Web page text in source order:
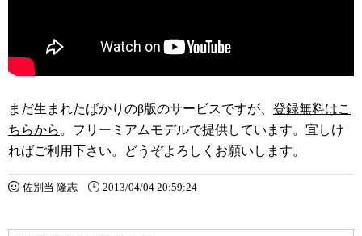
まだ生まれたばかりのβ版のサービスですが、 登録無料はこ
ちらから 。フリーミアムモデルで提供しています。宜しけ
ればご利用下さい。どうぞよろしくお願いします。
佐別当 隆志 2013/04/04 20:59:24